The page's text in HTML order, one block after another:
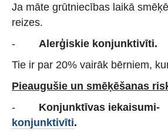
Ja māte grūtniecības laikā
reizes.
- Alerģiskie konjunktivīti.
Tie ir par 20% vairāk bērniem,
Pieaugušie un smēķēšanas
- Konjunktīvas iekaisumi-
konjunktivīti.